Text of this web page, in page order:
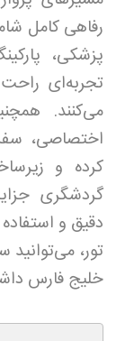
رفاهی کامل
پزشکی،
تجربه‌ای
می‌کنند.
اختصاصی،
کرده و
گردشگری
دقیق و
تور،
خلیج فارس